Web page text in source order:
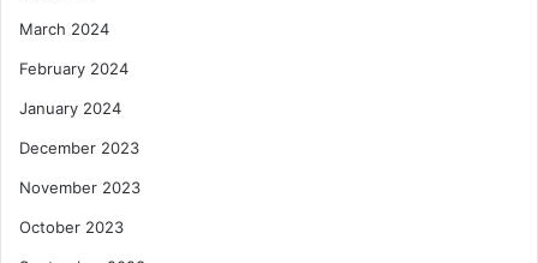
March 2024
February 2024
January 2024
December 2023
November 2023
October 2023